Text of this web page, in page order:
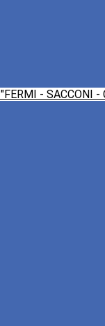
"FERMI - SACCONI -